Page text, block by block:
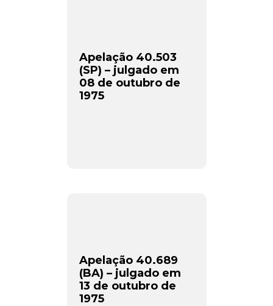
Apelação 40.503
(SP) – julgado em
08 de outubro de
1975
Apelação 40.689
(BA) – julgado em
13 de outubro de
1975